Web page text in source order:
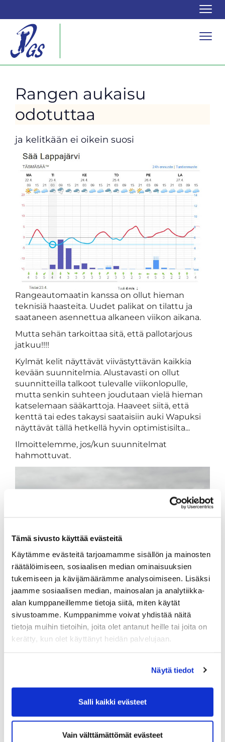
Tämä sivusto käyttää evästeitä
Käytämme evästeitä tarjoamamme sisällön ja mainosten
räätälöimiseen, sosiaalisen median ominaisuuksien
tukemiseen ja kävijämäärämme analysoimiseen. Lisäksi
jaamme sosiaalisen median, mainosalan ja analytiikka-
alan kumppaneillemme tietoja siitä, miten käytät
sivustoamme. Kumppanimme voivat yhdistää näitä
tietoja muihin tietoihin, joita olet antanut heille tai joita on
kerätty, kun olet käyttänyt heidän palvelujaan.
Näytä tiedot
Salli kaikki evästeet
Vain välttämättömät evästeet
Rangen aukaisu
odotuttaa
ja kelitkään ei oikein suosi
Rangeautomaatin kanssa on ollut hieman
teknisiä haasteita. Uudet palikat on tilattu ja
saataneen asennettua alkaneen viikon aikana.
Mutta sehän tarkoittaa sitä, että pallotarjous
jatkuu!!!!
Kylmät kelit näyttävät viivästyttävän kaikkia
kevään suunnitelmia. Alustavasti on ollut
suunnitteilla talkoot tulevalle viikonlopulle,
mutta senkin suhteen joudutaan vielä hieman
katselemaan sääkarttoja. Haaveet siitä, että
kenttä tai edes takaysi saataisiin auki Wapuksi
näyttävät tällä hetkellä hyvin optimistisilta...
Ilmoittelemme, jos/kun suunnitelmat
hahmottuvat.
Rangen pallot tarjouksessa
Vielä ei rangelle pääse husimaan, mutta kyllä se
kevät sieltä koittaa...